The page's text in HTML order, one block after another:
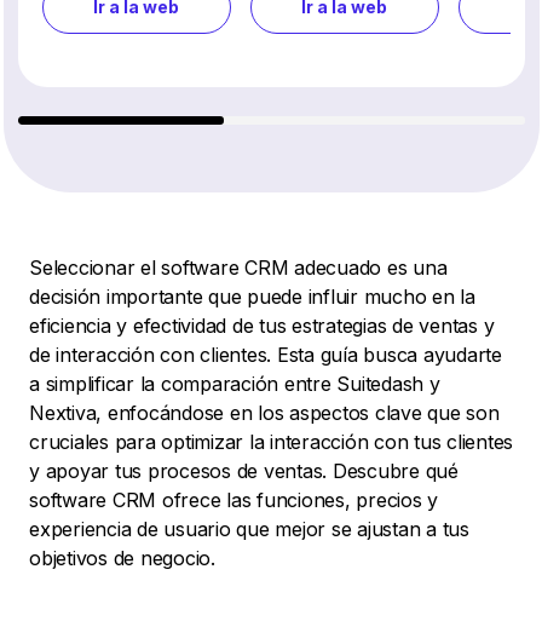
Ir a la web Ir a la web
Seleccionar el software CRM adecuado es una
decisión importante que puede influir mucho en la
eficiencia y efectividad de tus estrategias de ventas y
de interacción con clientes. Esta guía busca ayudarte
a simplificar la comparación entre Suitedash y
Nextiva, enfocándose en los aspectos clave que son
cruciales para optimizar la interacción con tus clientes
y apoyar tus procesos de ventas. Descubre qué
software CRM ofrece las funciones, precios y
experiencia de usuario que mejor se ajustan a tus
objetivos de negocio.